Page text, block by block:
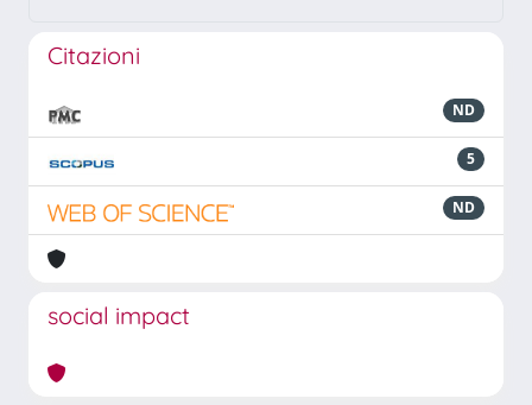
Citazioni
ND
5
ND
social impact